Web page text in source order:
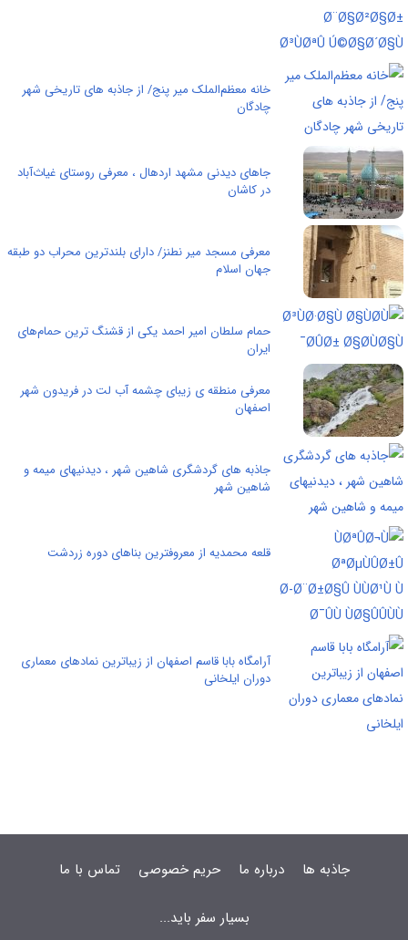
خانه معظم‌الملک میر پنج/ از جاذبه های تاریخی شهر
چادگان
جاهای دیدنی مشهد اردهال ، معرفی روستای غیاث‌آباد
در کاشان
معرفی مسجد میر نطنز/ دارای بلندترین محراب دو طبقه
جهان اسلام
حمام سلطان امیر احمد یکی از قشنگ ترین حمام‌های
ایران
معرفی منطقه ی زیبای چشمه آب لت در فریدون شهر
اصفهان
جاذبه های گردشگری شاهین شهر ، دیدنیهای میمه و
شاهین شهر
قلعه محمدیه از معروفترین بناهای دوره زردشت
آرامگاه بابا قاسم اصفهان از زیباترین نمادهای معماری
دوران ایلخانی
جاذبه ها درباره ما حریم خصوصی تماس با ما
بسیار سفر باید...